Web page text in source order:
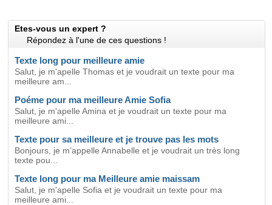
Etes-vous un expert ?
Répondez à l'une de ces questions !
Texte long pour meilleure amie
Salut, je m'apelle Thomas et je voudrait un texte pour ma
meilleure am...
Poéme pour ma meilleure Amie Sofia
Salut, je m'apelle Amina et je voudrait un texte pour ma
meilleure ami...
Texte pour sa meilleure et je trouve pas les mots
Bonjours, je m’appelle Annabelle et je voudrait un très long
texte pou...
Texte long pour ma Meilleure amie maissam
Salut, je m'apelle Sofia et je voudrait un texte pour ma
meilleure ami...